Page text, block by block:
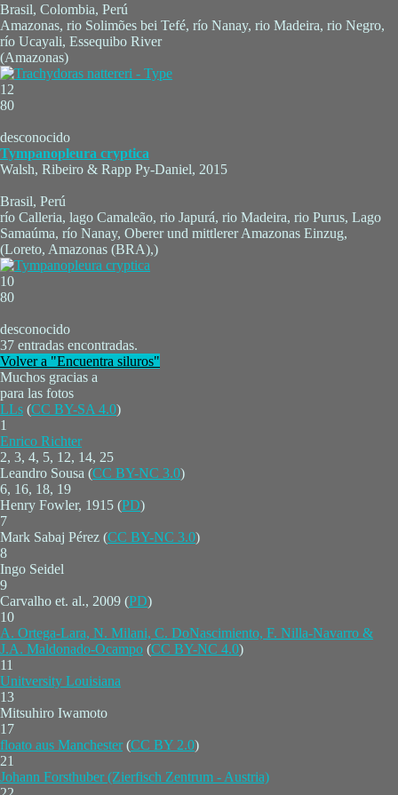
Brasil, Colombia, Perú
Amazonas, rio Solimões bei Tefé, río Nanay, rio Madeira, rio Negro,
río Ucayali, Essequibo River
(Amazonas)
12
80
desconocido
Tympanopleura cryptica
Walsh, Ribeiro & Rapp Py-Daniel, 2015
Brasil, Perú
río Calleria, lago Camaleão, rio Japurá, rio Madeira, rio Purus, Lago
Samaúma, río Nanay, Oberer und mittlerer Amazonas Einzug,
(Loreto, Amazonas (BRA),)
10
80
desconocido
37 entradas encontradas.
Volver a "Encuentra siluros"
Muchos gracias a
para las fotos
LLs (CC BY-SA 4.0)
1
Enrico Richter
2, 3, 4, 5, 12, 14, 25
Leandro Sousa (CC BY-NC 3.0)
6, 16, 18, 19
Henry Fowler, 1915 (PD)
7
Mark Sabaj Pérez (CC BY-NC 3.0)
8
Ingo Seidel
9
Carvalho et. al., 2009 (PD)
10
A. Ortega-Lara, N. Milani, C. DoNascimiento, F. Nilla-Navarro &
J.A. Maldonado-Ocampo (CC BY-NC 4.0)
11
Unitversity Louisiana
13
Mitsuhiro Iwamoto
17
floato aus Manchester (CC BY 2.0)
21
Johann Forsthuber (Zierfisch Zentrum - Austria)